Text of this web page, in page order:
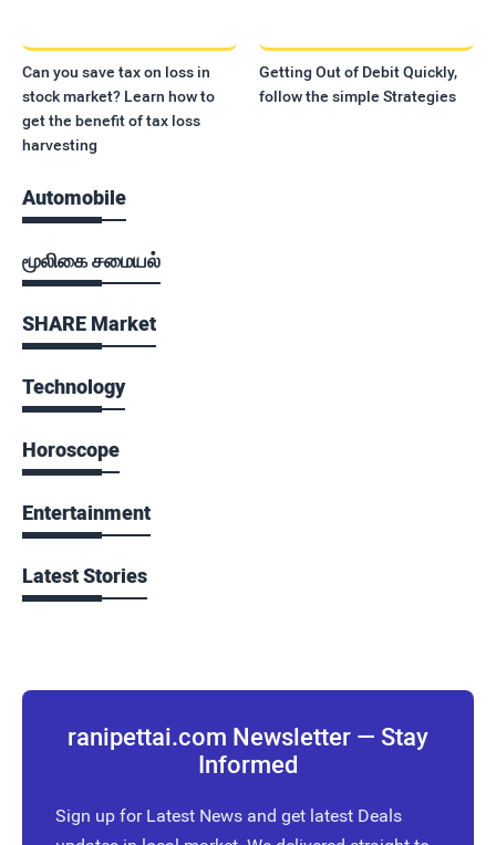
Can you save tax on loss in
stock market? Learn how to
get the benefit of tax loss
harvesting
Getting Out of Debit Quickly,
follow the simple Strategies
Automobile
மூலிகை சமையல்
SHARE Market
Technology
Horoscope
Entertainment
Latest Stories
ranipettai.com Newsletter — Stay
Informed
Sign up for Latest News and get latest Deals